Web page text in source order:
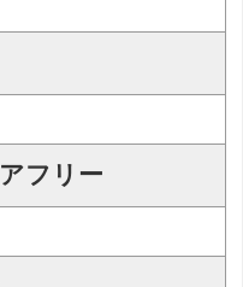
フリー